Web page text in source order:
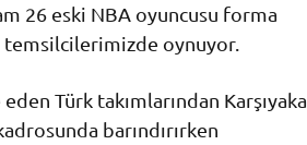
26 eski NBA oyuncusu forma
temsilcilerimizde oynuyor.
Türk takımlarından Karşıyaka
barındırırken